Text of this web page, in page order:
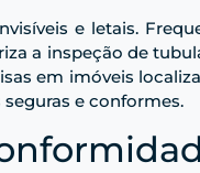
e letais.
a inspeção de
em imóveis
e conformes.